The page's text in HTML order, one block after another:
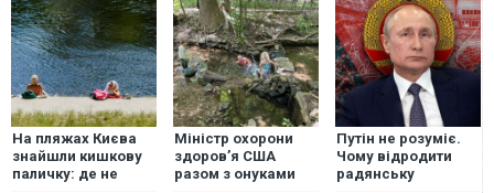
На пляжах Києва
знайшли кишкову
паличку: де не
Міністр охорони
здоров’я США
разом з онуками
Путін не розуміє.
Чому відродити
радянську